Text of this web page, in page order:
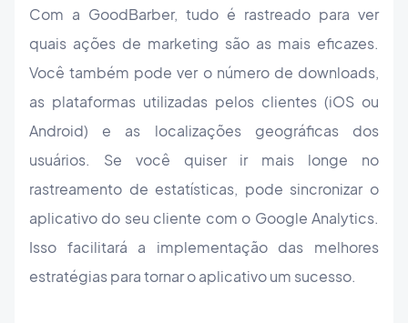
Com a GoodBarber, tudo é rastreado para ver
quais ações de marketing são as mais eficazes.
Você também pode ver o número de downloads,
as plataformas utilizadas pelos clientes (iOS ou
Android) e as localizações geográficas dos
usuários. Se você quiser ir mais longe no
rastreamento de estatísticas, pode sincronizar o
aplicativo do seu cliente com o Google Analytics.
Isso facilitará a implementação das melhores
estratégias para tornar o aplicativo um sucesso.